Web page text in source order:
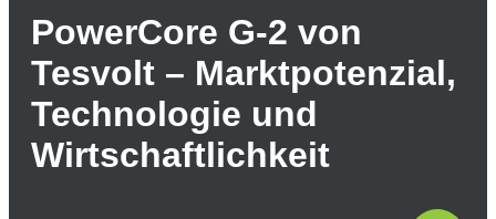
PowerCore G-2 von
Tesvolt – Marktpotenzial,
Technologie und
Wirtschaftlichkeit